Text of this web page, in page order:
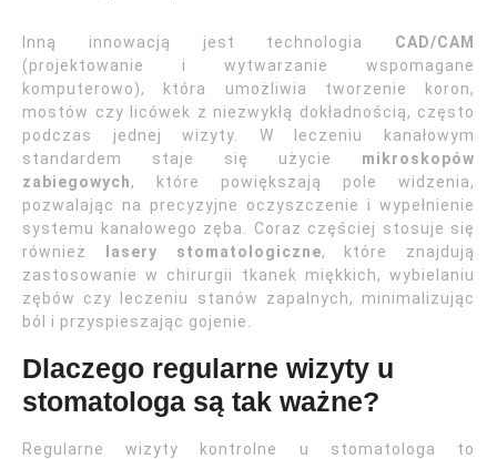
Inną innowacją jest technologia CAD/CAM
(projektowanie i wytwarzanie wspomagane
komputerowo), która umożliwia tworzenie koron,
mostów czy licówek z niezwykłą dokładnością, często
podczas jednej wizyty. W leczeniu kanałowym
standardem staje się użycie mikroskopów
zabiegowych, które powiększają pole widzenia,
pozwalając na precyzyjne oczyszczenie i wypełnienie
systemu kanałowego zęba. Coraz częściej stosuje się
również
lasery stomatologiczne, które znajdują
zastosowanie w chirurgii tkanek miękkich, wybielaniu
zębów czy leczeniu stanów zapalnych, minimalizując
ból i przyspieszając gojenie.
Dlaczego regularne wizyty u
stomatologa są tak ważne?
Regularne wizyty kontrolne u stomatologa to